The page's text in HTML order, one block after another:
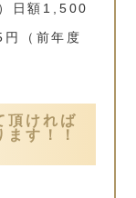
日額1,500
（前年度
頂ければ
す！！